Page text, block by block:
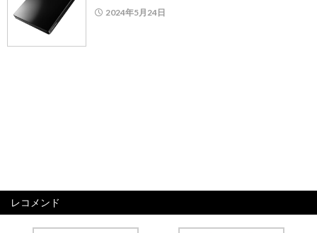
2024年5月24日
レコメンド